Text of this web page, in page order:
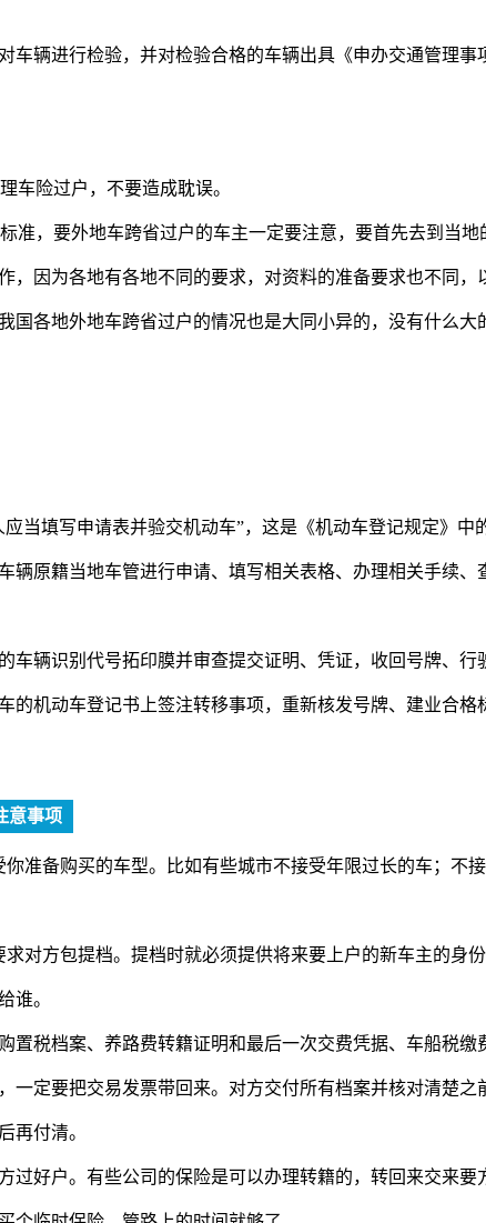
车辆进行检验，并对检验合格的车辆出具《申办交通管理事
车险过户，不要造成耽误。
准，要外地车跨省过户的车主一定要注意，要首先去到当地
，因为各地有各地不同的要求，对资料的准备要求也不同，
国各地外地车跨省过户的情况也是大同小异的，没有什么大
当填写申请表并验交机动车”，这是《机动车登记规定》中
辆原籍当地车管进行申请、填写相关表格、办理相关手续、
车辆识别代号拓印膜并审查提交证明、凭证，收回号牌、行
的机动车登记书上签注转移事项，重新核发号牌、建业合格
意事项
准备购买的车型。比如有些城市不接受年限过长的车；不
对方包提档。提档时就必须提供将来要上户的新车主的身
谁。
置税档案、养路费转籍证明和最后一次交费凭据、车船税缴
一定要把交易发票带回来。对方交付所有档案并核对清楚之
再付清。
过好户。有些公司的保险是可以办理转籍的，转回来交来要